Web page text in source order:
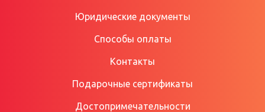
Юридические документы
Способы оплаты
Контакты
Подарочные сертификаты
Достопримечательности